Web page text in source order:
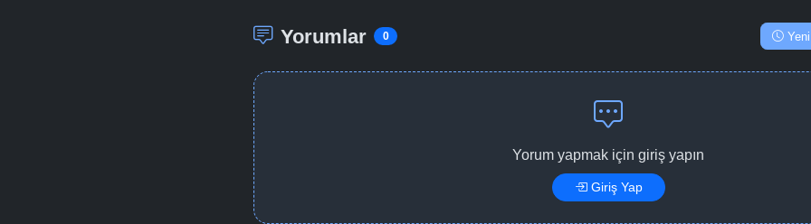
Yorumlar 0 Yeni
Yorum yapmak için giriş yapın
Giriş Yap